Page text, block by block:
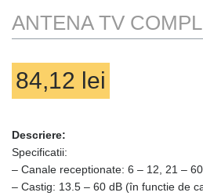
Nu sunt produse in coș
ANTENA TV
84,12 lei
Descriere:
Specificatii:
– Canale receptionate: 6 – 12, 21 – 60
– Castig: 13.5 – 60 dB (în functie de